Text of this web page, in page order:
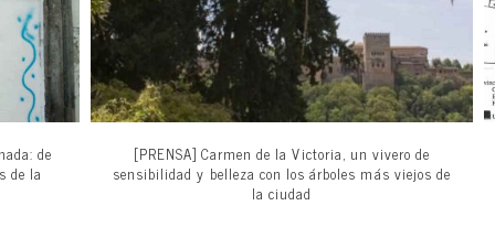
de
de la
[PRENSA] Carmen de la Victoria, un vivero de
sensibilidad y belleza con los árboles más viejos de
la ciudad